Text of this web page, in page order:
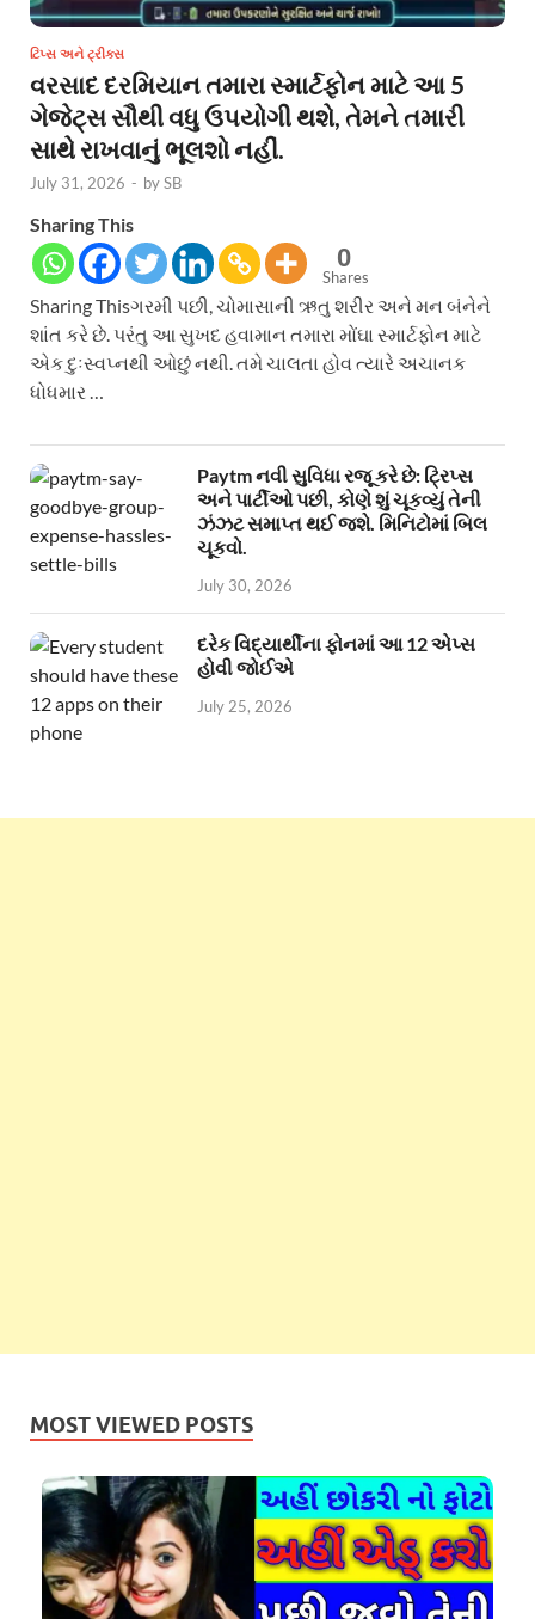
ટિપ્સ અને ટ્રીક્સ
વરસાદ દરમિયાન તમારા સ્માર્ટફોન માટે આ 5
ગેજેટ્સ સૌથી વધુ ઉપયોગી થશે, તેમને તમારી
સાથે રાખવાનું ભૂલશો નહીં.
July 31, 2026 - bySB
Sharing This
0
Shares
Sharing Thisગરમી પછી, ચોમાસાની ઋતુ શરીર અને મન બંનેને
શાંત કરે છે. પરંતુ આ સુખદ હવામાન તમારા મોંઘા સ્માર્ટફોન માટે
એક દુઃસ્વપ્નથી ઓછું નથી. તમે ચાલતા હોવ ત્યારે અચાનક
ધોધમાર …
Paytm નવી સુવિધા રજૂ કરે છે: ટ્રિપ્સ
અને પાર્ટીઓ પછી, કોણે શું ચૂકવ્યું તેની
ઝંઝટ સમાપ્ત થઈ જશે. મિનિટોમાં બિલ
ચૂકવો.
July 30, 2026
દરેક વિદ્યાર્થીના ફોનમાં આ 12 એપ્સ
હોવી જોઈએ
July 25, 2026
MOST VIEWED POSTS